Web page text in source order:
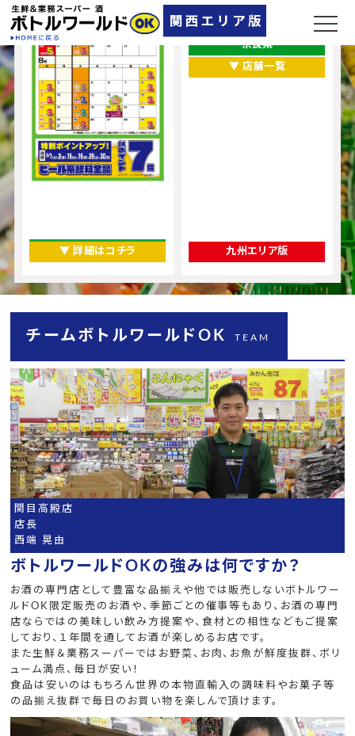
▼ 詳細はコチラ
大阪府
奈良県
▼ 店舗一覧
九州エリア版
チームボトルワールドOK TEAM
関目高殿店
店長
西端 晃由
ボトルワールドOKの強みは何ですか？
お酒の専門店として豊富な品揃えや他では販売しないボトルワー
ルドOK限定販売のお酒や、季節ごとの催事等もあり、お酒の専門
店ならではの美味しい飲み方提案や、食材との相性などもご提案
しており、１年間を通してお酒が楽しめるお店です。
また生鮮＆業務スーパーではお野菜、お肉、お魚が鮮度抜群、ボリ
ューム満点、毎日が安い！
食品は安いのはもちろん世界の本物直輸入の調味料やお菓子等
の品揃え抜群で毎日のお買い物を楽しんで頂けます。